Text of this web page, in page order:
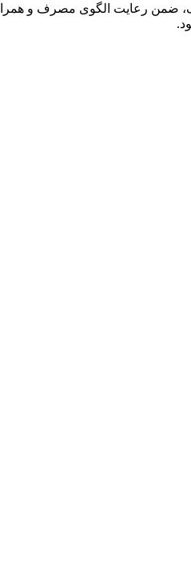
ضمن رعایت الگوی مصرف و